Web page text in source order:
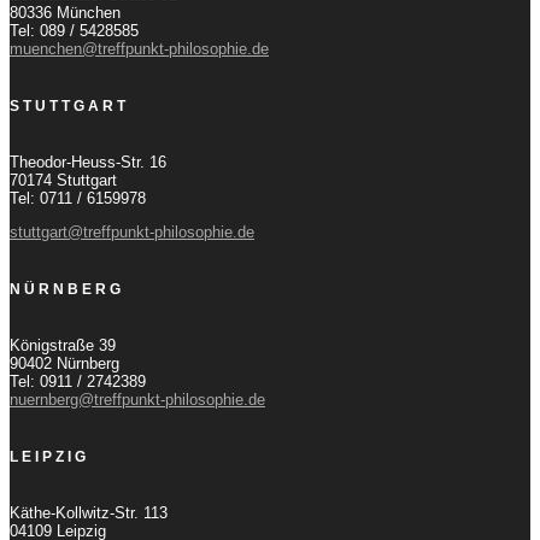
80336 München
Tel: 089 / 5428585
muenchen@treffpunkt-philosophie.de
STUTTGART
Theodor-Heuss-Str. 16
70174 Stuttgart
Tel: 0711 / 6159978
stuttgart@treffpunkt-philosophie.de
NÜRNBERG
Königstraße 39
90402 Nürnberg
Tel: 0911 / 2742389
nuernberg@treffpunkt-philosophie.de
LEIPZIG
Käthe-Kollwitz-Str. 113
04109 Leipzig